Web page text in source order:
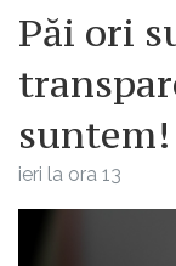
Păi ori
suntem!
ieri la ora 13